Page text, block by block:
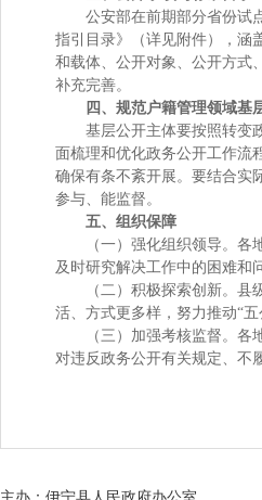
公安部在前期部分省份试
指引目录》（详见附件），涵
和载体、公开对象、公开方式
补充完善。
四、规范户籍管理领域基
基层公开主体要按照转变
面梳理和优化政务公开工作流
确保有条不紊开展。要结合实
参与、能监督。
五、组织保障
（一）强化组织领导。
及时研究解决工作中的困难和
（二）积极探索创新。
活、方式更多样，努力推动“五
（三）加强考核监督。
对违反政务公开有关规定、不